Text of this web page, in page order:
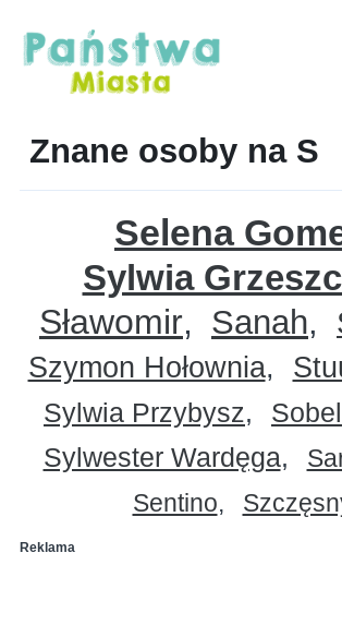
Znane osoby na S
Selena
Sylwia
Sławomir Sanah
Szymon Hołownia
Sylwia Przybysz Sobel
Sylwester Wardęga
Sentino
Reklama